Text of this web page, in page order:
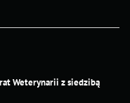
Weterynarii z siedzibą